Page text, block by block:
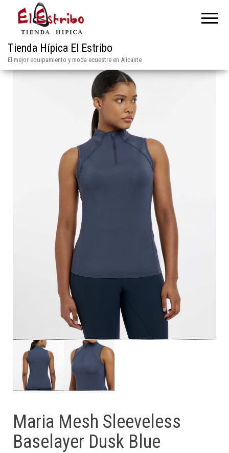
Tienda Hípica El Estribo
El mejor equipamiento y moda ecuestre en Alicante
Maria Mesh Sleeveless
Baselayer Dusk Blue